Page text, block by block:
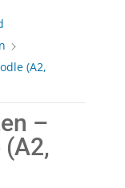
(A2,
–